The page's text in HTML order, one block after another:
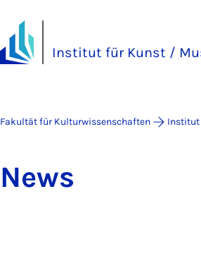
Institut für Kunst /
Fakultät für Kulturwissenschaften Institut
News